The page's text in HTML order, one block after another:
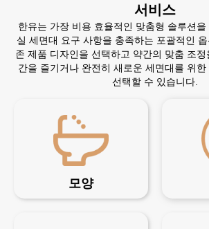
서비스
한유는 가장 비용 효율적인 맞춤형 솔루션
실 세면대 요구 사항을 충족하는 포괄적인
존 제품 디자인을 선택하고 약간의 맞춤 조
간을 즐기거나 완전히 새로운 세면대를 위
선택할 수 있습니다.
모양